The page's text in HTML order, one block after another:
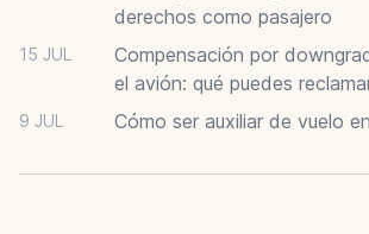
derechos como pasajero
15 JUL
Compensación por
el avión: qué puedes
9 JUL Cómo ser auxiliar de vuelo